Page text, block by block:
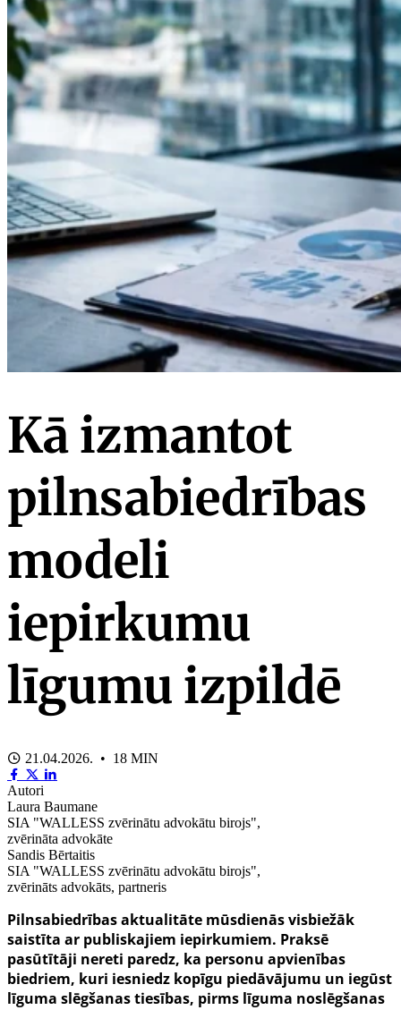
Kā izmantot
pilnsabiedrības
modeli
iepirkumu
līgumu izpildē
21.04.2026. • 18 MIN
Autori
Laura Baumane
SIA "WALLESS zvērinātu advokātu birojs",
zvērināta advokāte
Sandis Bērtaitis
SIA "WALLESS zvērinātu advokātu birojs",
zvērināts advokāts, partneris
Pilnsabiedrības aktualitāte mūsdienās visbiežāk
saistīta ar publiskajiem iepirkumiem. Praksē
pasūtītāji nereti paredz, ka personu apvienības
biedriem, kuri iesniedz kopīgu piedāvājumu un iegūst
līguma slēgšanas tiesības, pirms līguma noslēgšanas